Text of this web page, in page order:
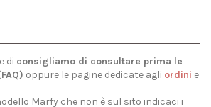
di consigliamo di consultare prima le
oppure le pagine dedicate agli ordini e
Marfy che non è sul sito indicaci i